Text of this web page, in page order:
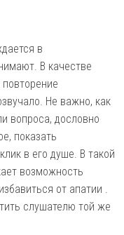
в
В качестве
Не важно, как
вопроса, дословно
показать
в его душе. В такой
возможность
от апатии .
слушателю той же